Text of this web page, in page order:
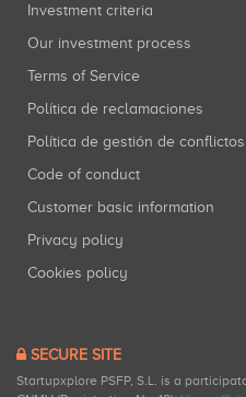
Investment criteria
Our investment process
Terms of Service
Política de reclamaciones
Política de gestión de
Code of conduct
Customer basic information
Privacy policy
Cookies policy
SECURE SITE
Startupxplore PSFP, S.L. is a